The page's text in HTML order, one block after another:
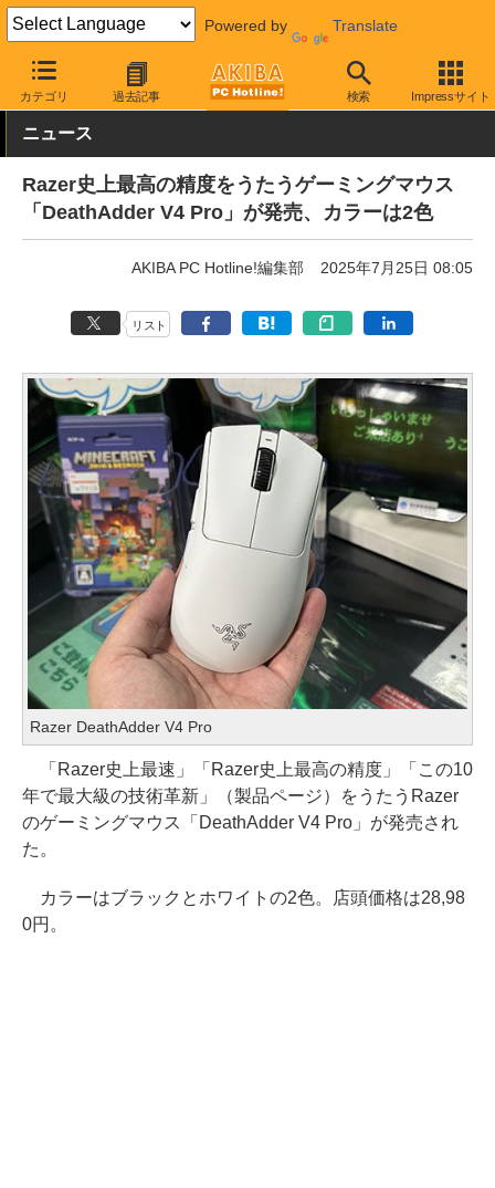
Powered by Translate
カテゴリ 過去記事 検索 Impressサイト
AKIBA PC Hotline! PC周辺機器 マウス ゲーミングマウス
ニュース
Razer史上最高の精度をうたうゲーミングマウス
「DeathAdder V4 Pro」が発売、カラーは2色
AKIBA PC Hotline!編集部 2025年7月25日 08:05
リスト
Razer DeathAdder V4 Pro
「Razer史上最速」「Razer史上最高の精度」「この10
年で最大級の技術革新」（製品ページ）をうたうRazer
のゲーミングマウス「DeathAdder V4 Pro」が発売され
た。
カラーはブラックとホワイトの2色。店頭価格は28,98
0円。